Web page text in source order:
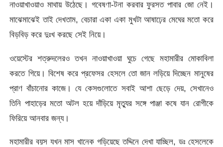
নাওয়াখাওয়াও মাথায় উঠেছে। গবেষণা-টনা করবার ফুরসত পাবার জো নেই।
মাঝেমাঝেই তাই দেখতাম, বেচারা একা একা মুখটা আষাঢ়ের মেঘের মতো করে
বিড়বিড় করে দুঃখ করছে সেই নিয়ে।
ওয়েস্টের শত্রুদলেরও তখন নাওয়াখাওয়া ঘুচে গেছে মহামারীর মোকাবিলা
করতে গিয়ে। বিশেষ করে প্রফেসর হেসলে তো জান লড়িয়ে দিচ্ছেন মানুষের
প্রাণ বাঁচানোর কাজে। যে কেসগুলোতে সবাই আশা ছেড়ে দেয়, সেখানেও
তিনি পাহাড়ের মতো অটল হয়ে দাঁড়িয়ে মৃত্যুর সঙ্গে পাঞ্জা কষে যান রোগীকে
ফিরিয়ে আনবার জন্য।
মহামারীর বয়স যখন মাস খানেক গড়িয়েছে তদ্দিনে দেখা যাচ্ছিল, ডঃ হেসলেকে